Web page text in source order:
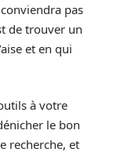
pas
de trouver un
et en qui
à votre
le bon
recherche, et